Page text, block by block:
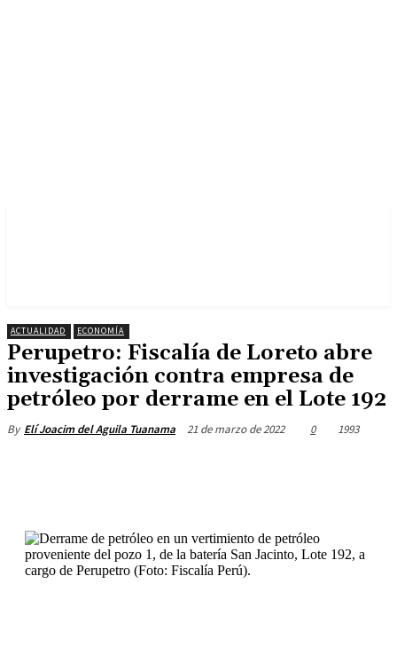
ACTUALIDAD ECONOMÍA
Perupetro: Fiscalía de Loreto abre
investigación contra empresa de
petróleo por derrame en el Lote 192
By Elí Joacim del Aguila Tuanama 21 de marzo de 2022 0 1993